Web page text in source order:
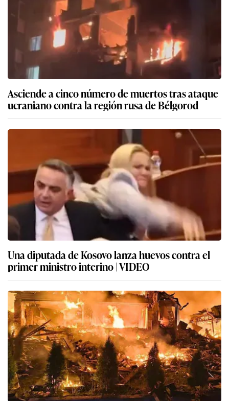
Asciende a cinco número de muertos tras ataque
ucraniano contra la región rusa de Bélgorod
Una diputada de Kosovo lanza huevos contra el
primer ministro interino | VIDEO